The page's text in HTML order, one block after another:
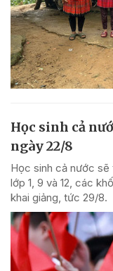
Học sinh cả
ngày 22/8
Học sinh cả nước sẽ
lớp 1, 9 và 12, các
khai giảng, tức 29/8.